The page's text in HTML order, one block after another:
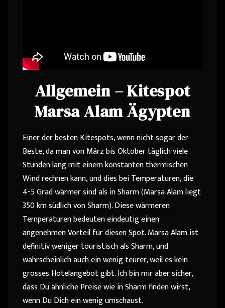
Allgemein – Kitespot
Marsa Alam Ägypten
Einer der besten Kitespots, wenn nicht sogar der
Beste, da man von März bis Oktober täglich viele
Stunden lang mit einem konstanten thermischen
Wind rechnen kann, und dies bei Temperaturen, die
4-5 Grad wärmer sind als in Sharm (Marsa Alam liegt
350 km südlich von Sharm). Diese wärmeren
Temperaturen bedeuten eindeutig einen
angenehmen Vorteil für diesen Spot. Marsa Alam ist
definitiv weniger touristisch als Sharm, und
wahrscheinlich auch ein wenig teurer, weil es kein
grosses Hotelangebot gibt. Ich bin mir aber sicher,
dass Du ähnliche Preise wie in Sharm finden wirst,
wenn Du Dich ein wenig umschaust.